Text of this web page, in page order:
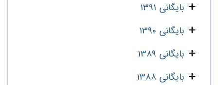
بایگانی 1391
بایگانی 1390
بایگانی 1389
بایگانی 1388